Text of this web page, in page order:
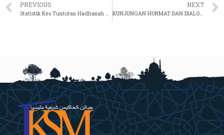
PREVIOUS
Statistik Kes Tuntutan Hadhanah Di Mahkamah Syariah Malaysia Bagi Tahun 2019 & 2020
NEXT
KUNJUNGAN HORMAT DAN DIALOG PENGOPERASIAN INSTITUSI LATIHAN BERSAMA ILKEM DAN AKEPT